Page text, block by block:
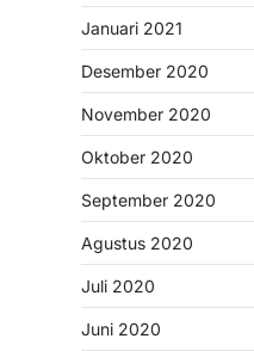
Januari 2021
Desember 2020
November 2020
Oktober 2020
September 2020
Agustus 2020
Juli 2020
Juni 2020